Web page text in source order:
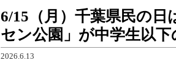
6/15（月）千葉県民の
セン公園」が中学生以
2026.6.13